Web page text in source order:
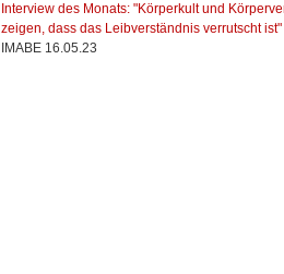
Interview des Monats: "Körperkult und
zeigen, dass das Leibverständnis verrutscht ist"
IMABE 16.05.23